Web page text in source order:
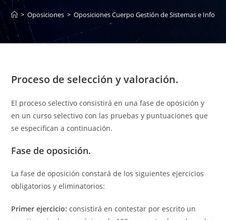
> Oposiciones > Oposiciones Cuerpo Gestión de Sistemas e
Proceso de selección y valoración.
El proceso selectivo consistirá en una fase de oposición y
en un curso selectivo con las pruebas y puntuaciones que
se especifican a continuación.
Fase de oposición.
La fase de oposición constará de los siguientes ejercicios
obligatorios y eliminatorios:
Primer ejercicio: consistirá en contestar por escrito un